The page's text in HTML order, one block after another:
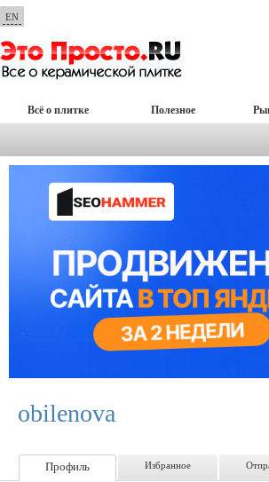
EN
Всё о плитке Полезное
obilenova
Профиль Избранное